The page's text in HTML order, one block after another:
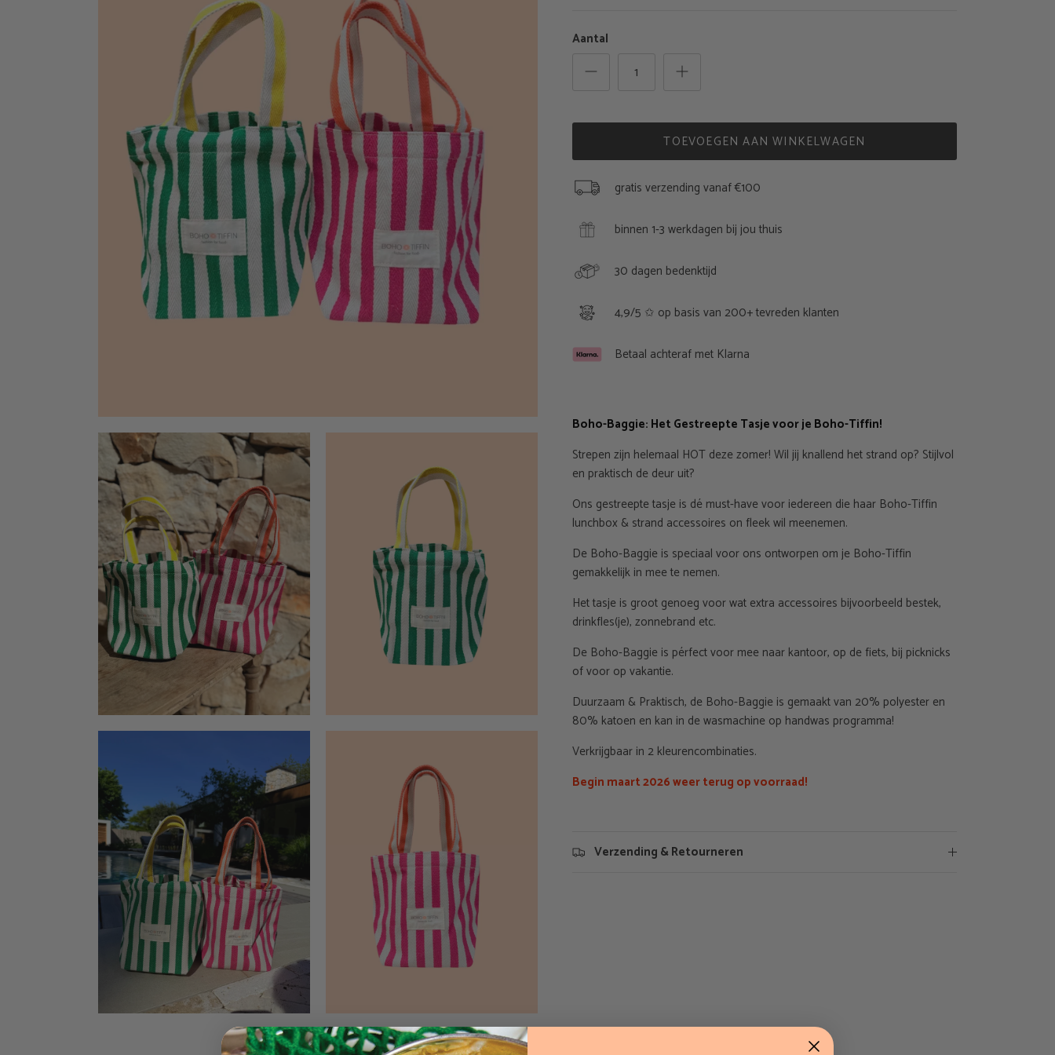
Aantal
TOEVOEGEN AAN WINKELWAGEN
gratis verzending vanaf €100
binnen 1-3 werkdagen bij jou thuis
30 dagen bedenktijd
4,9/5 ✩ op basis van 200+ tevreden klanten
Betaal achteraf met Klarna
Boho-Baggie: Het Gestreepte Tasje voor je Boho-Tiffin!
Strepen zijn helemaal HOT deze zomer! Wil jij knallend het strand op? Stijlvol
en praktisch de deur uit?
Ons gestreepte tasje is dé must-have voor iedereen die haar Boho-Tiffin
lunchbox & strand accessoires on fleek wil meenemen.
De Boho-Baggie is speciaal voor ons ontworpen om je Boho-Tiffin
gemakkelijk in mee te nemen.
Het tasje is groot genoeg voor wat extra accessoires bijvoorbeeld bestek,
drinkfles(je), zonnebrand etc.
De Boho-Baggie is pérfect voor mee naar kantoor, op de fiets, bij picknicks
of voor op vakantie.
Duurzaam & Praktisch, de Boho-Baggie is gemaakt van 20% polyester en
80% katoen en kan in de wasmachine op handwas programma!
Verkrijgbaar in 2 kleurencombinaties.
Begin maart 2026 weer terug op voorraad!
Verzending & Retourneren